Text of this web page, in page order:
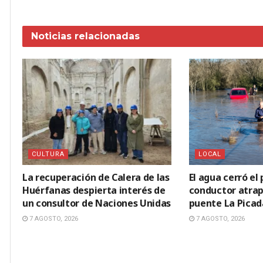
Noticias relacionadas
CULTURA
La recuperación de Calera de las
Huérfanas despierta interés de
un consultor de Naciones Unidas
7 AGOSTO, 2026
LOCAL
El agua cerró el
conductor
puente La
7 AGOSTO, 2026